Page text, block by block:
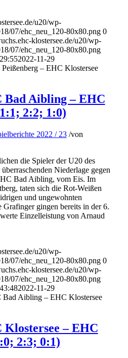
u20/wp-
07/ehc_neu_120-80x80.png 0
klostersee.de/u20/wp-
07/ehc_neu_120-80x80.png
2022-11-29
– EHC Klostersee
Bad Aibling – EHC
2:2; 1:0)
2022 / 23 /von
die Spieler der U20 des
Niederlage gegen
Bad Aibling, vom Eis. Im
taten sich die Rot-Weißen
und ungewohnten
gingen bereits in der 6.
Einzelleistung von Arnaud
u20/wp-
07/ehc_neu_120-80x80.png 0
klostersee.de/u20/wp-
07/ehc_neu_120-80x80.png
2022-11-29
Bad Aibling – EHC Klostersee
Klostersee – EHC
2:3; 0:1)